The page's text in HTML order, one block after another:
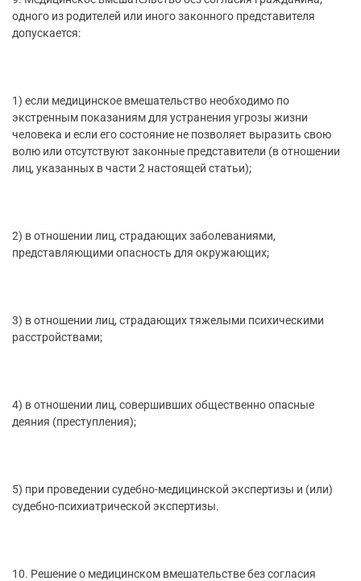
одного из родителей или иного законного представителя
допускается:
1) если медицинское вмешательство необходимо по
экстренным показаниям для устранения угрозы жизни
человека и если его состояние не позволяет выразить свою
волю или отсутствуют законные представители (в отношении
лиц, указанных в части 2 настоящей статьи);
2) в отношении лиц, страдающих заболеваниями,
представляющими опасность для окружающих;
3) в отношении лиц, страдающих тяжелыми психическими
расстройствами;
4) в отношении лиц, совершивших общественно опасные
деяния (преступления);
5) при проведении судебно-медицинской экспертизы и (или)
судебно-психиатрической экспертизы.
10. Решение о медицинском вмешательстве без согласия